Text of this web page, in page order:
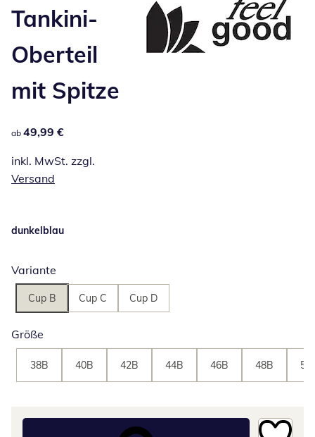
Tankini-
Oberteil
mit Spitze
49,99 €
ab 49,99 €
inkl. MwSt. zzgl.
Versand
dunkelblau
Variante
Cup B Cup C Cup D
Größe
38B 40B 42B 44B 46B 48B